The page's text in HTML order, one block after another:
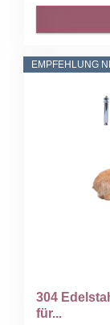
EMPFEHLUNG
304
für...